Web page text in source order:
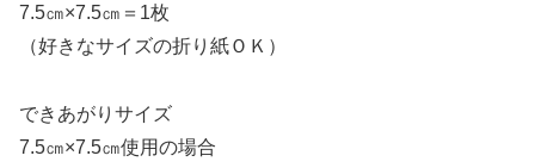
7.5㎝×7.5㎝＝1枚
（好きなサイズの折り紙ＯＫ）
できあがりサイズ
7.5㎝×7.5㎝使用の場合